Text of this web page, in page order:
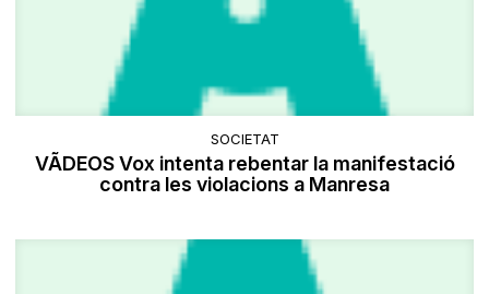
SOCIETAT
VÃDEOS Vox intenta rebentar la manifestació
contra les violacions a Manresa